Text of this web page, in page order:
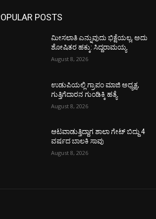
POSTS
ಮೀಸಲಾತಿ ಎನ್ನುವುದು ಭಿಕ್ಷೆಯಲ್ಲ, ಅದು
ಶೋಷಿತರ ಹಕ್ಕು: ಸಿದ್ದರಾಮಯ್ಯ
August 8, 2026
ಉಡುಪಿಯಲ್ಲಿ ಗ್ರಾಪಂ ಮಾಜಿ ಅಧ್ಯಕ್ಷ,
ಗುತ್ತಿಗೆದಾರನ ಗುಂಡಿಕ್ಕಿ ಹತ್ಯೆ
August 8, 2026
ಆಟವಾಡುತ್ತಿದ್ದಾಗ ಶಾಲಾ ಗೇಟ್‌ ಬಿದ್ದು 4
ವರ್ಷದ ಬಾಲಕಿ ಸಾವು
August 8, 2026